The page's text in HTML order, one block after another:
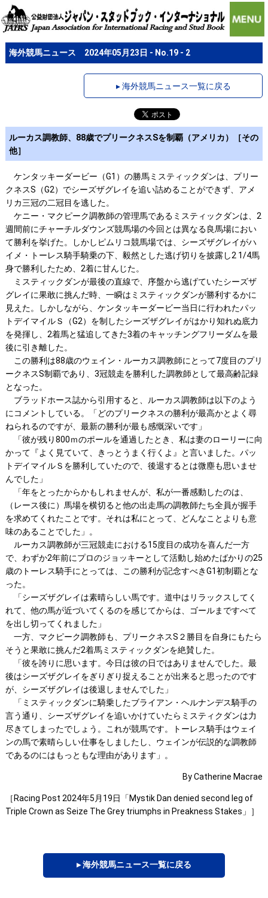
海外競馬ニュース 2024年05月23日 - No.19 - 2
▸ 海外競馬ニュース一覧に戻る
ルーカス調教師、88歳でプリークネスSを制覇（アメリカ）［その
他］
ケンタッキーダービー（G1）の勝馬ミスティックダンは、プリー
クネスS（G2）でシーズザグレイを追い詰めることができず、アメ
リカ三冠の二冠目を逃した。
ケニー・マクピーク調教師の管理馬であるミスティックダンは、2
週間前にチャーチルダウンズ競馬場の今回とは異なる良馬場におい
て勝利を挙げた。しかしピムリコ競馬場では、シーズザグレイがハ
イメ・トーレス騎手騎乗の下、毅然とした逃げ切りを披露し2 1/4馬
身で勝利したため、2着に甘んじた。
ミスティックダンが最後の直線で、序盤から逃げていたシーズザ
グレイに果敢に挑んだ時、一瞬はミスティックダンが勝利するかに
見えた。しかしながら、ケンタッキーダービー当日に行われたパッ
トデイマイルＳ（G2）を制したシーズザグレイがはかり知れぬ底力
を発揮し、2着馬と猛追してきた3着のキャッチングフリーダムを最
後に引き離した。
この勝利は88歳のウェイン・ルーカス調教師にとって7度目のプリ
ークネスS制覇であり、3冠競走を勝利した調教師として最高齢記録
となった。
ブラッドホース誌から引用すると、ルーカス調教師は以下のよう
にコメントしている。「どのプリークネスの勝利が最高かとよく尋
ねられるのですが、最新の勝利が最も感慨深いです」
「彼が残り800ｍのポールを通過したとき、私は妻のローリーに向
かって『よく見ていて、きっとうまく行くよ』と言いました。パッ
トデイマイルＳを勝利していたので、後退するとは微塵も思いませ
んでした」
「年をとったからかもしれませんが、私が一番感動したのは、
（レース後に）馬場を横切ると他の出走馬の調教師たち全員が握手
を求めてくれたことです。それは私にとって、どんなことよりも意
味のあることでした」。
ルーカス調教師が三冠競走における15度目の成功を喜んだ一方
で、わずか2年前にプロのジョッキーとして活動し始めたばかりの25
歳のトーレス騎手にとっては、この勝利が記念すべきG1初制覇とな
った。
「シーズザグレイは素晴らしい馬です。道中はリラックスしてく
れて、他の馬が近づいてくるのを感じてからは、ゴールまですべて
を出し切ってくれました」
一方、マクピーク調教師も、プリークネスS２勝目を自身にもたら
そうと果敢に挑んだ2着馬ミスティックダンを絶賛した。
「彼を誇りに思います。今日は彼の日ではありませんでした。最
後はシーズザグレイをぎりぎり捉えることが出来ると思ったのです
が、シーズザグレイは後退しませんでした」
「ミスティックダンに騎乗したブライアン・ヘルナンデス騎手の
言う通り、シーズザグレイを追いかけていたらミスティクダンは力
尽きてしまったでしょう。これが競馬です。トーレス騎手はウェイ
ンの馬で素晴らしい仕事をしましたし、ウェインが伝説的な調教師
であるのにはもっともな理由があります」。
By Catherine Macrae
［Racing Post 2024年5月19日「Mystik Dan denied second leg of
Triple Crown as Seize The Grey triumphs in Preakness Stakes」］
▸ 海外競馬ニュース一覧に戻る